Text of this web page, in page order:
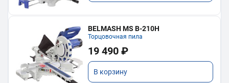
BELMASH MS B-210H
Торцовочная пила
19 490 ₽
В корзину